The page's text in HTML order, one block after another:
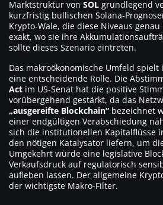
Marktstruktur von SOL grundlegend
kurzfristig bullischen Solana-
Krypto-Wale, die diese Niveaus
exakt, wo sie ihre
sollte dieses Szenario eintreten.
Das makroökonomische Umfeld
eine entscheidende Rolle. Die
Act im US-Senat hat die positive
vorübergehend gestärkt, da das
„ausgereifte Blockchain“ bezeichnet
einer endgültigen Verabschiedung
sich die institutionellen Kapitalflüsse
den nötigen Katalysator liefern, um
Umgekehrt würde eine legislative
Verkaufsdruck auf regulatorisch
aufleben lassen. Der allgemeine
der wichtigste Makro-Filter.